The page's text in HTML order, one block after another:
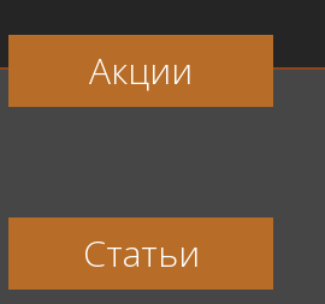
Акции
Статьи